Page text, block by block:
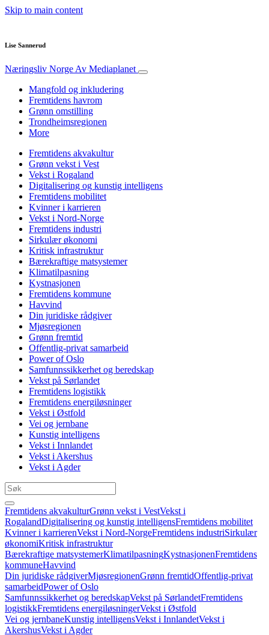
Skip to main content
Lise Sannerud
Næringsliv Norge Av Mediaplanet
Mangfold og inkludering
Fremtidens havrom
Grønn omstilling
Trondheimsregionen
More
Fremtidens akvakultur
Grønn vekst i Vest
Vekst i Rogaland
Digitalisering og kunstig intelligens
Fremtidens mobilitet
Kvinner i karrieren
Vekst i Nord-Norge
Fremtidens industri
Sirkulær økonomi
Kritisk infrastruktur
Bærekraftige matsystemer
Klimatilpasning
Kystnasjonen
Fremtidens kommune
Havvind
Din juridiske rådgiver
Mjøsregionen
Grønn fremtid
Offentlig-privat samarbeid
Power of Oslo
Samfunnssikkerhet og beredskap
Vekst på Sørlandet
Fremtidens logistikk
Fremtidens energiløsninger
Vekst i Østfold
Vei og jernbane
Kunstig intelligens
Vekst i Innlandet
Vekst i Akershus
Vekst i Agder
Fremtidens akvakulturGrønn vekst i VestVekst i
RogalandDigitalisering og kunstig intelligensFremtidens mobilitet
Kvinner i karrierenVekst i Nord-NorgeFremtidens industriSirkulær
økonomiKritisk infrastruktur
Bærekraftige matsystemerKlimatilpasningKystnasjonenFremtidens
kommuneHavvind
Din juridiske rådgiverMjøsregionenGrønn fremtidOffentlig-privat
samarbeidPower of Oslo
Samfunnssikkerhet og beredskapVekst på SørlandetFremtidens
logistikkFremtidens energiløsningerVekst i Østfold
Vei og jernbaneKunstig intelligensVekst i InnlandetVekst i
AkershusVekst i Agder